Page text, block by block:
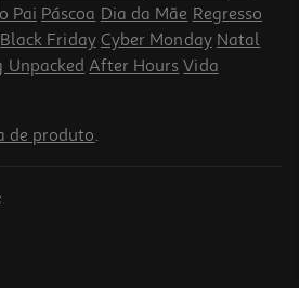
Pai Páscoa Dia da Mãe Regresso
Black Friday Cyber Monday Natal
Unpacked After Hours Vida
de produto.